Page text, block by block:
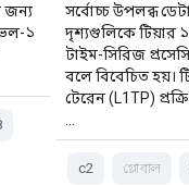
জন্য
১
সর্বোচ্চ উপলব্ধ
দৃশ্যগুলিকে টিয়ার
টাইম-সিরিজ
বলে বিবেচিত হয়।
টেরেন (L1TP)
c2 গ্লোবাল